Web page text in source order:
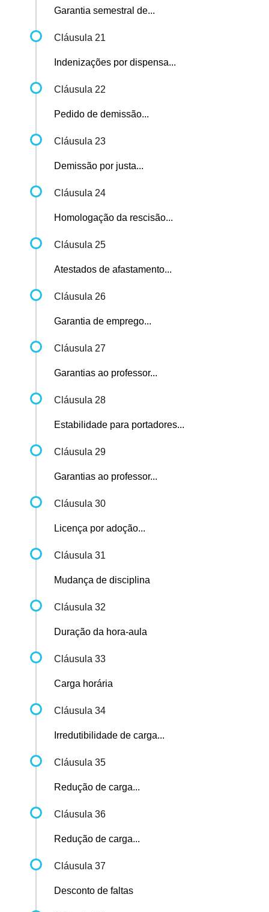
Garantia semestral de...
Cláusula 21
Indenizações por dispensa...
Cláusula 22
Pedido de demissão...
Cláusula 23
Demissão por justa...
Cláusula 24
Homologação da rescisão...
Cláusula 25
Atestados de afastamento...
Cláusula 26
Garantia de emprego...
Cláusula 27
Garantias ao professor...
Cláusula 28
Estabilidade para portadores...
Cláusula 29
Garantias ao professor...
Cláusula 30
Licença por adoção...
Cláusula 31
Mudança de disciplina
Cláusula 32
Duração da hora-aula
Cláusula 33
Carga horária
Cláusula 34
Irredutibilidade de carga...
Cláusula 35
Redução de carga...
Cláusula 36
Redução de carga...
Cláusula 37
Desconto de faltas